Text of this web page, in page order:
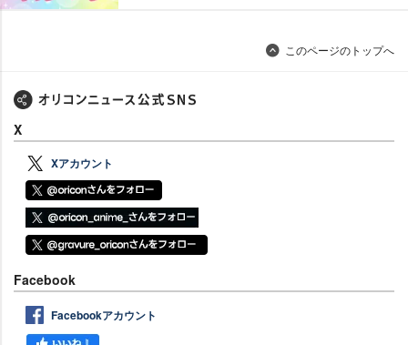
このページのトップへ
X
Xアカウント
Facebook
Facebookアカウント